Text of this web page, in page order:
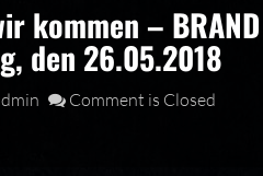
kommen – BRAND
den 26.05.2018
Comment is Closed